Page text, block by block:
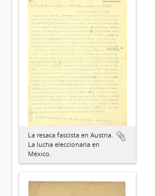
La resaca fascista en Austria.
La lucha eleccionaria en
México.